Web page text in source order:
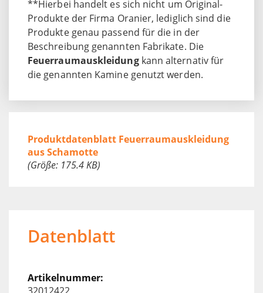
**Hierbei handelt es sich nicht um Original-
Produkte der Firma Oranier, lediglich sind die
Produkte genau passend für die in der
Beschreibung genannten Fabrikate. Die
Feuerraumauskleidungkann alternativ für
die genannten Kamine genutzt werden.
Produktdatenblatt Feuerraumauskleidung
aus Schamotte
(Größe: 175.4 KB)
Datenblatt